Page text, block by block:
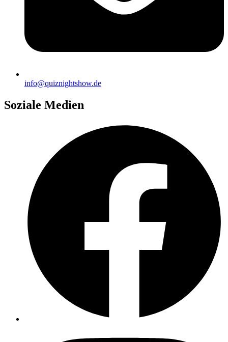
info@quiznightshow.de
Soziale Medien